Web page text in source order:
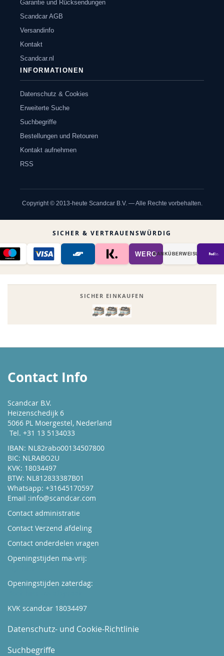
Garantie und Rücksendungen
Scandcar AGB
Versandinfo
Kontakt
Scandcar.nl
INFORMATIONEN
Datenschutz & Cookies
Erweiterte Suche
Suchbegriffe
Bestellungen und Retouren
Kontakt aufnehmen
RSS
Copyright © 2013-heute Scandcar B.V. — Alle Rechte vorbehalten.
SICHER & VERTRAUENSWÜRDIG
WEROBANK­ÜBER­WEISUNG
SICHER EINKAUFEN
Contact Info
Scandcar B.V.
Heizenschedijk 6
5066 PL Moergestel, Nederland
Tel. +31 13 5134033
IBAN: NL82rabo00134507800
BIC: NLRABO2U
KVK: 18034497
BTW: NL812833387B01
Whatsapp: +31645170597
Email :info@scandcar.com
Contact administratie
Contact Verzend afdeling
Contact onderdelen vragen
Openingstijden ma-vrij:
Openingstijden zaterdag:
KVK scandcar 18034497
Datenschutz- und Cookie-Richtlinie
Suchbegriffe